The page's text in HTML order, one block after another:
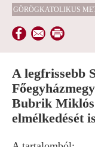
GÖRÖGKATOLIKUS
A legfrissebb
Bubrik Miklós
elmélkedését